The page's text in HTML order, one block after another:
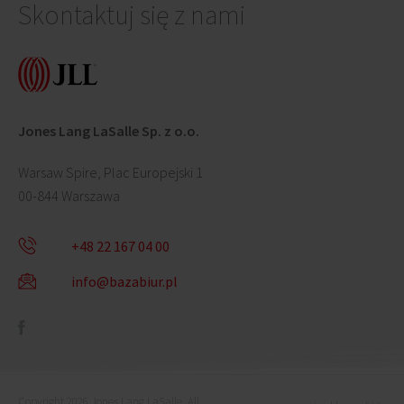
Skontaktuj się z nami
Jones Lang LaSalle Sp. z o.o.
Warsaw Spire, Plac Europejski 1
00-844 Warszawa
+48 22 167 04 00
info@bazabiur.pl